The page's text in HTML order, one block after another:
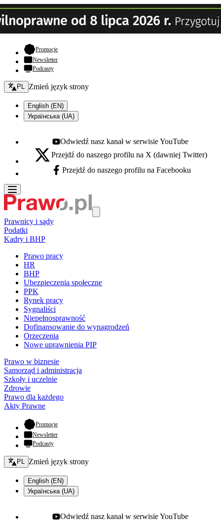
Promocje- otwiera się w nowej karcie
Newsletter
Podcasty
Zmień język - bieżący:
PL Zmień język strony
English (EN)
Українська (UA)
Youtube - otwiera się w nowej karcie
Odwiedź nasz kanał w serwisie YouTube
X - otwiera się w nowej karcie
Przejdź do naszego profilu na X (dawniej Twitter)
Facebook - otwiera się w nowej karcie
Przejdź do naszego profilu na Facebooku
Prawnicy i sądy
Podatki
Kadry i BHP
Prawo pracy
HR
BHP
Ubezpieczenia społeczne
PPK
Rynek pracy
Sygnaliści
Niepełnosprawność
Dofinansowanie do wynagrodzeń
Orzeczenia
Nowe uprawnienia PIP
Prawo w biznesie
Samorząd i administracja
Szkoły i uczelnie
Zdrowie
Prawo dla każdego
Akty Prawne
Promocje- otwiera się w nowej karcie
Newsletter
Podcasty
Zmień język - bieżący:
PL Zmień język strony
English (EN)
Українська (UA)
Odwiedź nasz kanał w serwisie YouTube